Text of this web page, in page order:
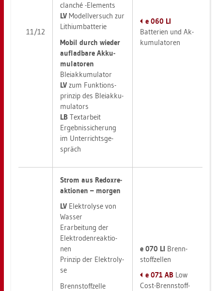
11/12
clanché -Ele­ments
LVMo­dell­ver­such zur
Li­thi­um­bat­te­rie
Mobil durch wie­der
auf­lad­ba­re Ak­ku­
mu­la­to­ren
Blei­ak­ku­mu­la­tor
LVzum Funk­ti­ons­
prin­zip des Blei­ak­ku­
mu­la­tors
LB Text­ar­beit
Er­geb­nis­si­che­rung
im Un­ter­richts­ge­
spräch
e 060 LI
Bat­te­ri­en und Ak­
ku­mu­la­to­ren
Strom aus Re­dox­re­
ak­tio­nen – mor­gen
LV Elek­tro­ly­se von
Was­ser
Er­ar­bei­tung der
Elek­tro­den­re­ak­tio­
nen
Prin­zip der Elek­tro­ly­
se
Brenn­stoff­zel­le
e 070 LI Brenn­
stoff­zel­len
e 071 AB Low
Cost-Brenn­stoff­